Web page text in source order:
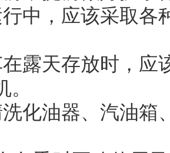
中，应该采取各
露天存放时，应
化油器、汽油箱